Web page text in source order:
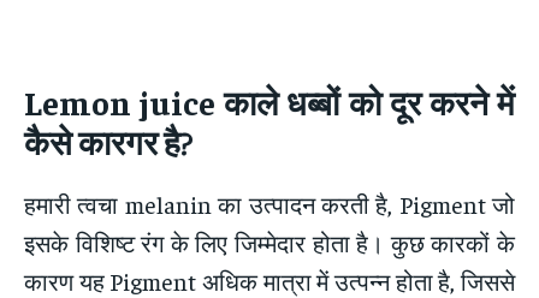
Lemon juiceकाले धब्बों को दूर करने में
कैसे कारगर है?
हमारी त्वचा melanin का उत्पादन करती है, Pigment जो
इसके विशिष्ट रंग के लिए जिम्मेदार होता है। कुछ कारकों के
कारण यह Pigment अधिक मात्रा में उत्पन्न होता है, जिससे